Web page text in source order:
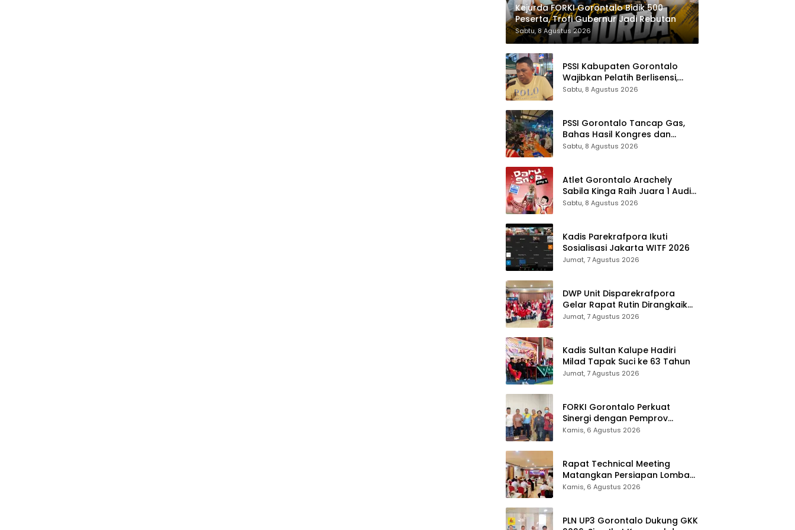
Kejurda FORKI Gorontalo Bidik 500
Peserta, Trofi Gubernur Jadi Rebutan
Sabtu, 8 Agustus 2026
PSSI Kabupaten Gorontalo
Wajibkan Pelatih Berlisensi,
Dimulai dari Piala Bupati
Sabtu, 8 Agustus 2026
PSSI Gorontalo Tancap Gas,
Bahas Hasil Kongres dan
Roadmap Timnas 2030
Sabtu, 8 Agustus 2026
Atlet Gorontalo Arachely
Sabila Kinga Raih Juara 1 Audisi
Umum PB Djarum 2026 di
Sabtu, 8 Agustus 2026
Kadis Parekrafpora Ikuti
Sosialisasi Jakarta WITF 2026
Jumat, 7 Agustus 2026
DWP Unit Disparekrafpora
Gelar Rapat Rutin Dirangkaikan
Edukasi Manajemen Stres
Jumat, 7 Agustus 2026
Kadis Sultan Kalupe Hadiri
Milad Tapak Suci ke 63 Tahun
Jumat, 7 Agustus 2026
FORKI Gorontalo Perkuat
Sinergi dengan Pemprov
Jelang Kejurda Liga 1 Piala
Kamis, 6 Agustus 2026
Rapat Technical Meeting
Matangkan Persiapan Lomba
Olahraga Masyarakat Tingkat
Kamis, 6 Agustus 2026
PLN UP3 Gorontalo Dukung GKK